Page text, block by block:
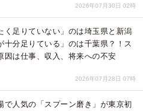
2026年07月30日 02時
く足りていない」のは埼玉県と新潟
十分足りている」のは千葉県？！ス
因は仕事、収入、将来への不安
2026年07月28日 07時
で人気の「スプーン磨き」が東京初